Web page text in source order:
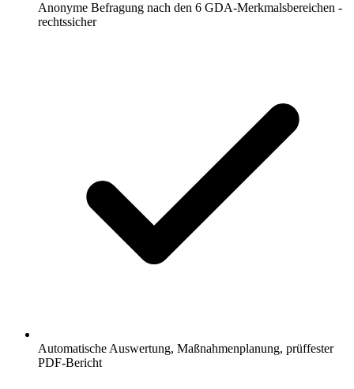
Anonyme Befragung nach den 6 GDA-Merkmalsbereichen -
rechtssicher
Automatische Auswertung, Maßnahmenplanung, prüffester
PDF-Bericht